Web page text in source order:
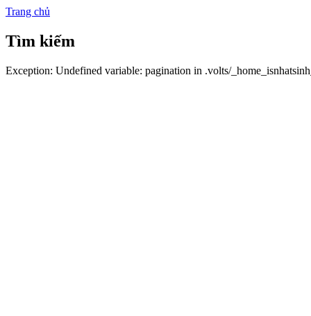
Trang chủ
Tìm kiếm
Exception: Undefined variable: pagination in .volts/